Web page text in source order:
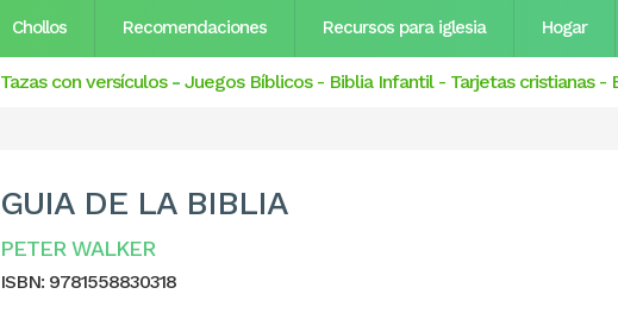
Chollos Recomendaciones Recursos para iglesia Hogar
Tazas con versículos- Juegos Bíblicos- Biblia Infantil- Tarjetas cristianas -
GUIA DE LA BIBLIA
PETER WALKER
ISBN: 9781558830318